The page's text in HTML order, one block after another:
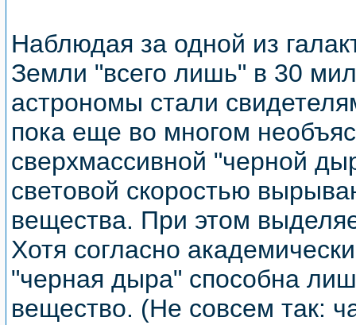
Наблюдая за одной из
Земли "всего лишь" в 30
астрономы стали
пока еще во многом
сверхмассивной "черной
световой скоростью
вещества. При этом
Хотя согласно
"черная дыра" способна
вещество. (Не совсем так: